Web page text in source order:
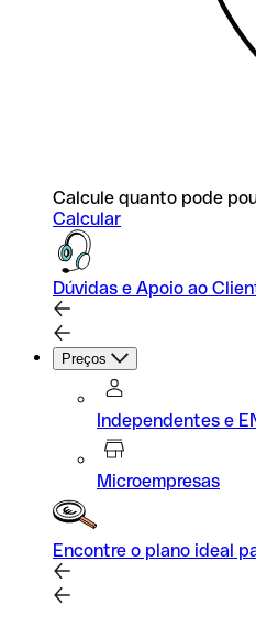
Calcule quanto pode
Calcular
Dúvidas e Apoio ao
Preços
Independentes e
Microempresas
Encontre o plano ideal